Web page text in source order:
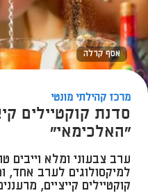
אסף קרלה
מרכז קהילתי מונטי
סדנת קוקטיילים
"האלכימאי"
ערב צבעוני ומלא וייבים
למיקסולוגים לערב אחד,
קוקטיילים קייציים,